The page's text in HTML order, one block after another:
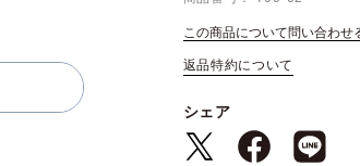
この商品について問い合わせ
返品特約について
シェア